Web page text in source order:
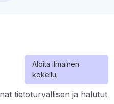
Aloita ilmainen
kokeilu
tietoturvallisen ja halutut